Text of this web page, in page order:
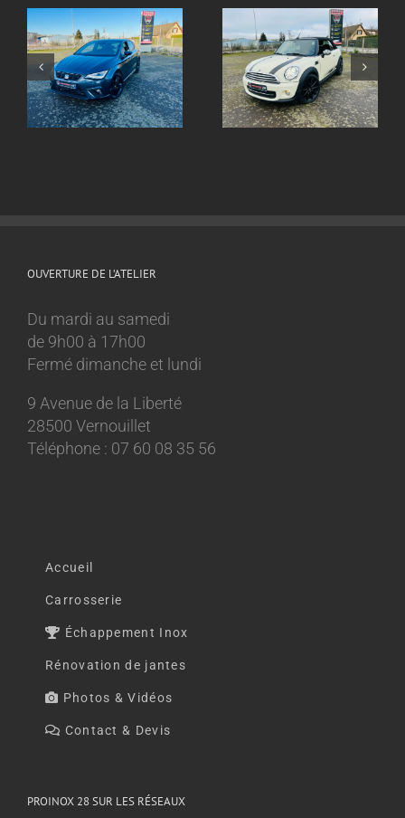
Echappement inox
sur mesure Mini
Cooper 1.6l
Echappement inox
sur mesure
Volkswagen Golf 8
GTI
OUVERTURE DE L’ATELIER
Du mardi au samedi
de 9h00 à 17h00
Fermé dimanche et lundi
9 Avenue de la Liberté
28500 Vernouillet
Téléphone : 07 60 08 35 56
Accueil
Carrosserie
Échappement Inox
Rénovation de jantes
Photos & Vidéos
Contact & Devis
PROINOX 28 SUR LES RÉSEAUX